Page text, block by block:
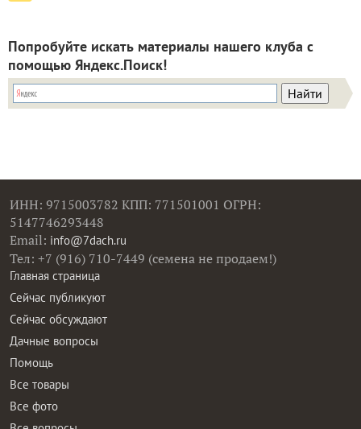
Попробуйте искать материалы нашего клуба с
помощью Яндекс.Поиск!
ИНН: 9715003782 КПП: 771501001 ОГРН:
5147746293448
Email: info@7dach.ru
Тел: +7 (916) 710-7449 (семена не продаем!)
Главная страница
Сейчас публикуют
Сейчас обсуждают
Дачные вопросы
Помощь
Все товары
Все фото